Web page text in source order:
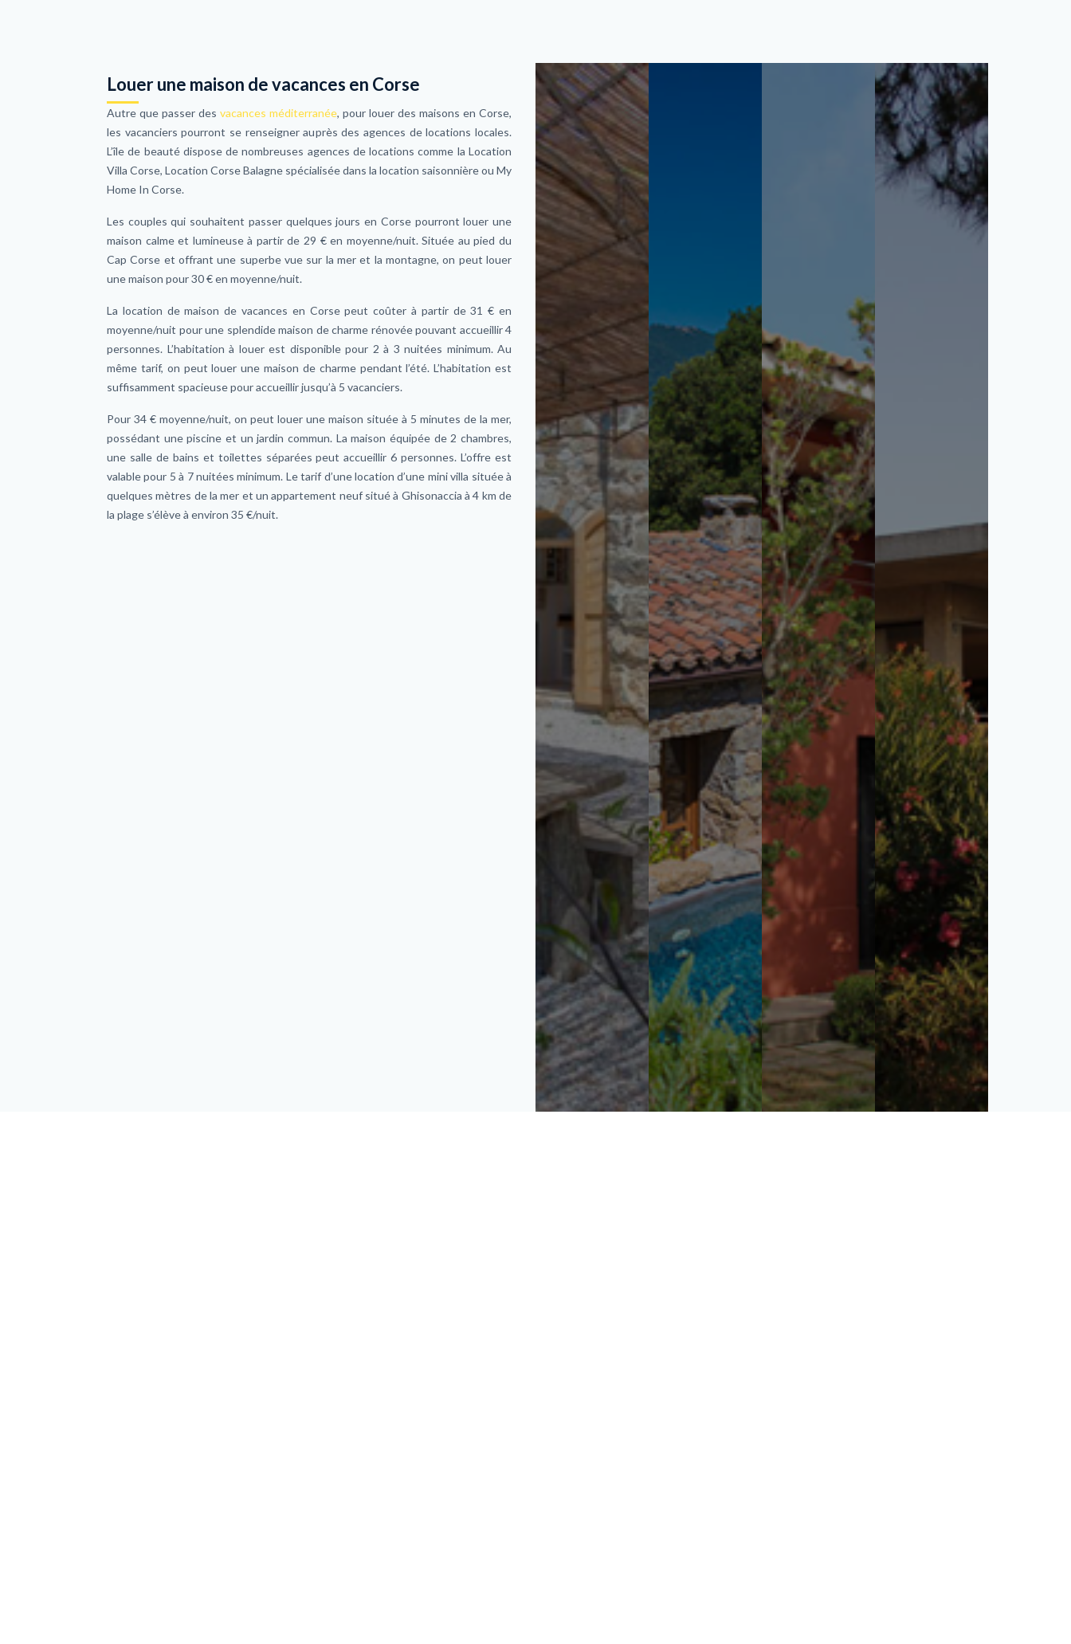
Louer une maison de vacances en Corse
Autre que passer des vacances méditerranée, pour louer des maisons en Corse,
les vacanciers pourront se renseigner auprès des agences de locations locales.
L’île de beauté dispose de nombreuses agences de locations comme la Location
Villa Corse, Location Corse Balagne spécialisée dans la location saisonnière ou My
Home In Corse.
Les couples qui souhaitent passer quelques jours en Corse pourront louer une
maison calme et lumineuse à partir de 29 € en moyenne/nuit. Située au pied du
Cap Corse et offrant une superbe vue sur la mer et la montagne, on peut louer
une maison pour 30 € en moyenne/nuit.
La location de maison de vacances en Corse peut coûter à partir de 31 € en
moyenne/nuit pour une splendide maison de charme rénovée pouvant accueillir 4
personnes. L’habitation à louer est disponible pour 2 à 3 nuitées minimum. Au
même tarif, on peut louer une maison de charme pendant l’été. L’habitation est
suffisamment spacieuse pour accueillir jusqu’à 5 vacanciers.
Pour 34 € moyenne/nuit, on peut louer une maison située à 5 minutes de la mer,
possédant une piscine et un jardin commun. La maison équipée de 2 chambres,
une salle de bains et toilettes séparées peut accueillir 6 personnes. L’offre est
valable pour 5 à 7 nuitées minimum. Le tarif d’une location d’une mini villa située à
quelques mètres de la mer et un appartement neuf situé à Ghisonaccia à 4 km de
la plage s’élève à environ 35 €/nuit.